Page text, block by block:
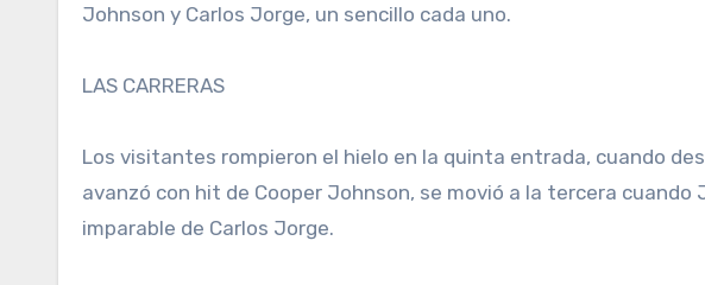
Johnson y Carlos Jorge, un sencillo cada uno.
LAS CARRERAS
Los visitantes rompieron el hielo en la quinta entrada, cuando
avanzó con hit de Cooper Johnson, se movió a la tercera
imparable de Carlos Jorge.